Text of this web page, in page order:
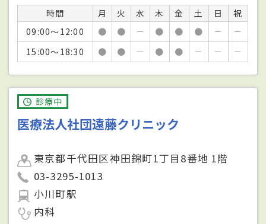
時間 月 火 水 木 金 土 日
祝
09:00～12:00
● ● － ● ● ● －
－
15:00～18:30
● ● － ● ● － － －
診療中
医療法人社団遠藤クリニック
東京都千代田区神田錦町1丁目8番地 1階
03-3295-1013
小川町駅
内科